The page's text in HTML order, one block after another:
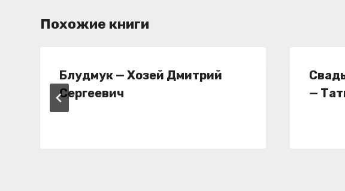
Похожие книги
Блудмук — Хозей Дмитрий
Сергеевич
—